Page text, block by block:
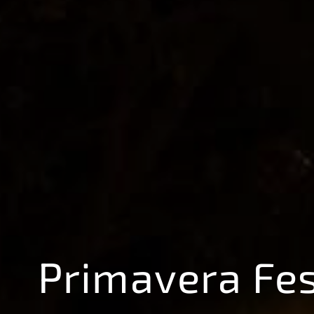
Primavera